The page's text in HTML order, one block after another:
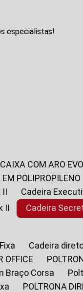
especialistas!
COM ARO
EM POLIPROPILENO
II
Cadeira
II
Cadeira
Cadeira
OFFICE
Braço Corsa
POLTRONA